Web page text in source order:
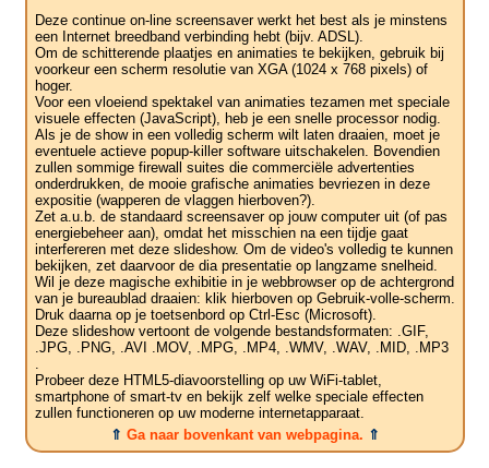
Deze continue on-line screensaver werkt het best als je minstens
een Internet breedband verbinding hebt (bijv. ADSL).
Om de schitterende plaatjes en animaties te bekijken, gebruik bij
voorkeur een scherm resolutie van XGA (1024 x 768 pixels) of
hoger.
Voor een vloeiend spektakel van animaties tezamen met speciale
visuele effecten (JavaScript), heb je een snelle processor nodig.
Als je de show in een volledig scherm wilt laten draaien, moet je
eventuele actieve popup-killer software uitschakelen. Bovendien
zullen sommige firewall suites die commerciële advertenties
onderdrukken, de mooie grafische animaties bevriezen in deze
expositie (wapperen de vlaggen hierboven?).
Zet a.u.b. de standaard screensaver op jouw computer uit (of pas
energiebeheer aan), omdat het misschien na een tijdje gaat
interfereren met deze slideshow. Om de video's volledig te kunnen
bekijken, zet daarvoor de dia presentatie op langzame snelheid.
Wil je deze magische exhibitie in je webbrowser op de achtergrond
van je bureaublad draaien: klik hierboven op Gebruik-volle-scherm.
Druk daarna op je toetsenbord op Ctrl-Esc (Microsoft).
Deze slideshow vertoont de volgende bestandsformaten: .GIF,
.JPG, .PNG, .AVI .MOV, .MPG, .MP4, .WMV, .WAV, .MID, .MP3
.
Probeer deze HTML5-diavoorstelling op uw WiFi-tablet,
smartphone of smart-tv en bekijk zelf welke speciale effecten
zullen functioneren op uw moderne internetapparaat.
⇑ Ga naar bovenkant van webpagina. ⇑